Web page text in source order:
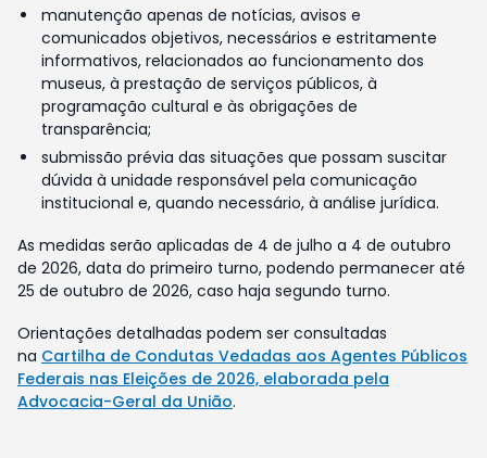
manutenção apenas de notícias, avisos e
comunicados objetivos, necessários e estritamente
informativos, relacionados ao funcionamento dos
museus, à prestação de serviços públicos, à
programação cultural e às obrigações de
transparência;
submissão prévia das situações que possam suscitar
dúvida à unidade responsável pela comunicação
institucional e, quando necessário, à análise jurídica.
As medidas serão aplicadas de 4 de julho a 4 de outubro
de 2026, data do primeiro turno, podendo permanecer até
25 de outubro de 2026, caso haja segundo turno.
Orientações detalhadas podem ser consultadas
na Cartilha de Condutas Vedadas aos Agentes Públicos
Federais nas Eleições de 2026, elaborada pela
Advocacia-Geral da União.